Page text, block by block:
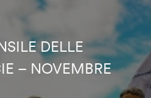
DELLE
– NOVEMBRE